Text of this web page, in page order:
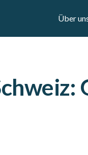
Über